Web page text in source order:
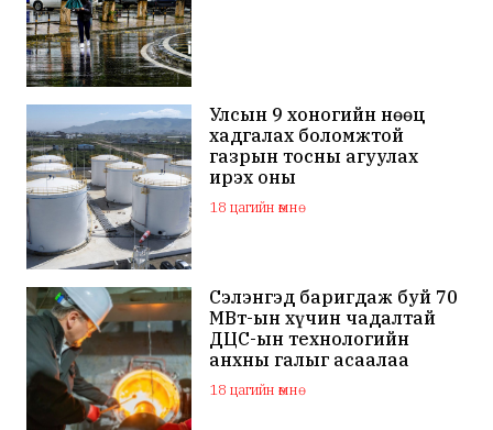
Улсын 9 хоногийн нөөц
хадгалах боломжтой
газрын тосны агуулах
ирэх оны
арванхоёрдугаар сар
ашиглалтад орно
18 цагийн өмнө
Сэлэнгэд баригдаж буй 70
МВт-ын хүчин чадалтай
ДЦС-ын технологийн
анхны галыг асаалаа
18 цагийн өмнө